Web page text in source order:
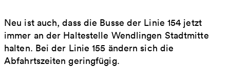
Neu ist auch, dass die Busse der Linie 154 jetzt
immer an der Haltestelle Wendlingen Stadtmitte
halten. Bei der Linie 155 ändern sich die
Abfahrtszeiten geringfügig.